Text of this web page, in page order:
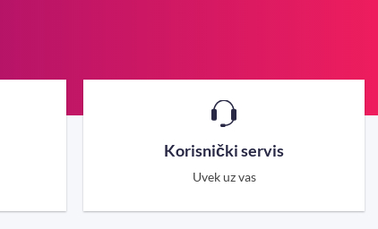
Korisnički servis
Uvek uz vas